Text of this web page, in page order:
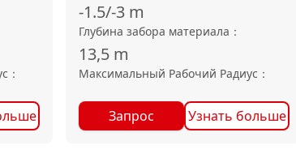
：
-1.5/-3 m
Глубина забора материала ：
13,5 m
Максимальный Рабочий Радиус ：
Запрос Узнать больше